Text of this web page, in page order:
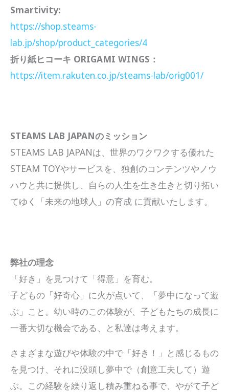
Smartivity:
https://shop.steams-
lab.jp/shop/product_categories/4
折り紙ヒコーキ ORIGAMI WINGS：
https://item.rakuten.co.jp/steams-lab/orig001/
STEAMS LAB JAPANのミッション
STEAMS LAB JAPANは、世界のワクワクする優れた
STEAM TOYやサービスを、独創のコンテンツやノウ
ハウと共に提供し、自らの人生を生き生きと切り拓い
てゆく「未来の地球人」の育成 に貢献いたします。
弊社の理念
「好き」を見つけて「得意」を育む。
子どもの「好奇心」に火が点いて、「夢中になって遊
ぶ」こと。幼い時のこの体験が、子どもたちの成長に
一番大切な機会である、と私達は考えます。
さまざまな遊びや体験の中で「好き！」と感じるもの
を見つけ、それに没頭し夢中で（創意工夫して）遊
ぶ。この経験を繰り返し積み重ねる事で、やがて子ど